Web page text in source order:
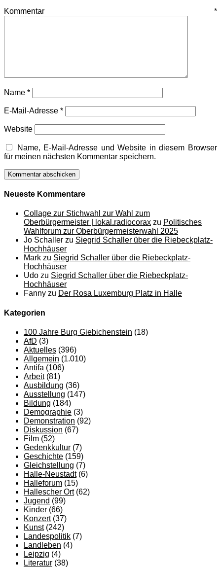
Kommentar *
Name *
E-Mail-Adresse *
Website
Name, E-Mail-Adresse und Website in diesem Browser
für meinen nächsten Kommentar speichern.
Neueste Kommentare
Collage zur Stichwahl zur Wahl zum
Oberbürgermeister | lokal.radiocorax zu Politisches
Wahlforum zur Oberbürgermeisterwahl 2025
Jo Schaller zu Siegrid Schaller über die Riebeckplatz-
Hochhäuser
Mark zu Siegrid Schaller über die Riebeckplatz-
Hochhäuser
Udo zu Siegrid Schaller über die Riebeckplatz-
Hochhäuser
Fanny zu Der Rosa Luxemburg Platz in Halle
Kategorien
100 Jahre Burg Giebichenstein (18)
AfD (3)
Aktuelles (396)
Allgemein (1.010)
Antifa (106)
Arbeit(81)
Ausbildung (36)
Ausstellung (147)
Bildung (184)
Demographie (3)
Demonstration (92)
Diskussion (67)
Film (52)
Gedenkkultur (7)
Geschichte (159)
Gleichstellung (7)
Halle-Neustadt(6)
Halleforum (15)
Hallescher Ort(62)
Jugend (99)
Kinder (66)
Konzert(37)
Kunst(242)
Landespolitik (7)
Landleben (4)
Leipzig (4)
Literatur (38)